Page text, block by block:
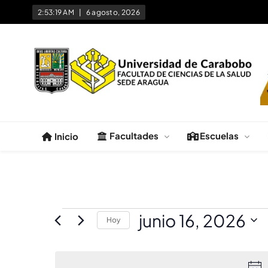
2:53:19 AM 6 agosto, 2026
Facultad de Ciencias de la
Inicio Facultades Escuelas
Hoy junio 16, 2026